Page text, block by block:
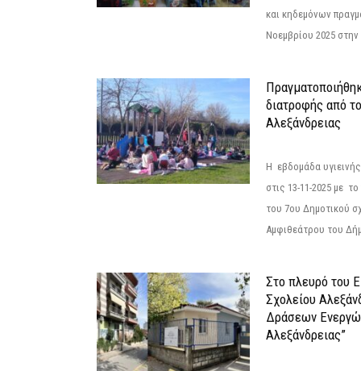
και κηδεμόνων
Νοεμβρίου 2025
διατροφής από
Αλεξάνδρειας
Η εβδομάδα
στις 13-11-2025 με
του 7ου Δημοτικού
Αμφιθεάτρου του
Στο πλευρό του
Σχολείου
Δράσεων
Αλεξάνδρειας”